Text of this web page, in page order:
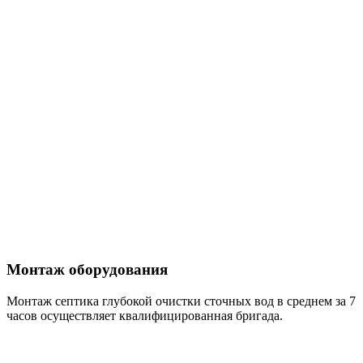
Монтаж оборудования
Монтаж септика глубокой очистки сточных вод в среднем за 7
часов осуществляет квалифицированная бригада.